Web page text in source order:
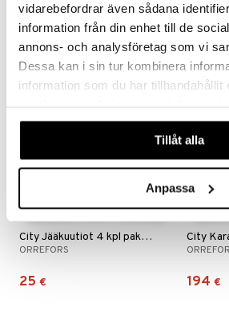
vidarebefordrar även sådana
information från din enhet till de
annons- och analysföretag som vi
Dessa kan i sin tur kombinera
information som du har tillhandahållit
våra cookies vid fortsatt
Tillåt alla
Anpassa
20 € 134 €
City Jääkuutiot 4 kpl paketti
ORREFORS
25 €
City
194 €